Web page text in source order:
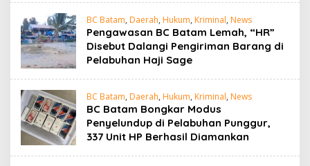
BC Batam, Daerah, Hukum, Kriminal, News
Pengawasan BC Batam Lemah, “HR”
Disebut Dalangi Pengiriman Barang di
Pelabuhan Haji Sage
BC Batam, Daerah, Hukum, Kriminal, News
BC Batam Bongkar Modus
Penyelundup di Pelabuhan Punggur,
337 Unit HP Berhasil Diamankan